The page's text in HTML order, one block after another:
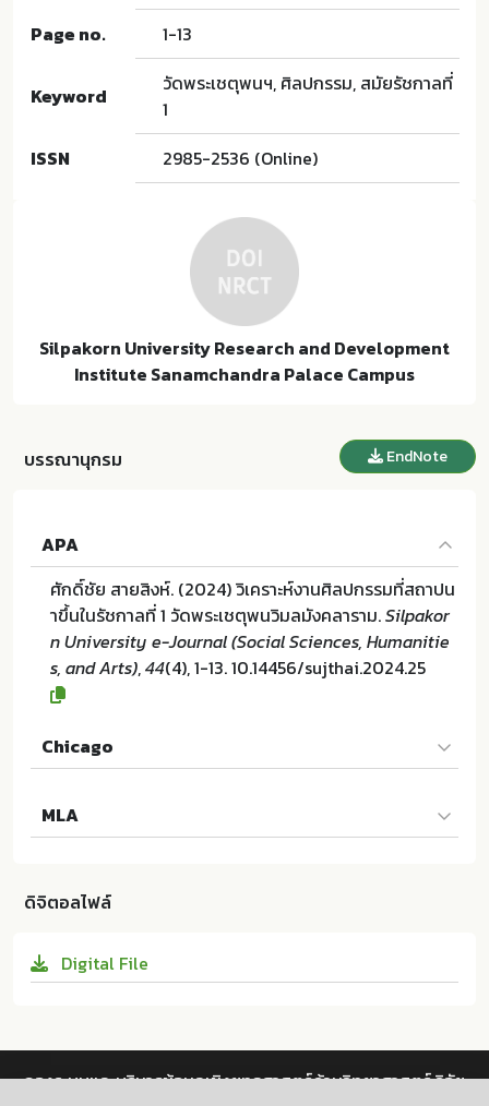
Page no.
1-13
Keyword
วัดพระเชตุพนฯ, ศิลปกรรม, สมัยรัชกาลที่
1
ISSN
2985-2536 (Online)
Silpakorn University Research and Development
Institute Sanamchandra Palace Campus
บรรณานุกรม EndNote
APA
ศักดิ์ชัย สายสิงห์. (2024) วิเคราะห์งานศิลปกรรมที่สถาปน
าขึ้นในรัชกาลที่ 1 วัดพระเชตุพนวิมลมังคลาราม.Silpakor
n University e-Journal (Social Sciences, Humanitie
s, and Arts),44(4), 1-13. 10.14456/sujthai.2024.25
Chicago
ชกาลที่ 1 วัดพระเชตุพนวิมลมังคลาราม". Silpakorn Univ
ersity e-Journal (Social Sciences, Humanities, and
MLA
ารวิจัย นวัตกรรมและการสร้างสรรค์:ม.ป.ท. 2024. 10.1445
ดิจิตอลไฟล์
Digital File
กองระบบและบริหารข้อมูลเชิงยุทธศาสตร์ด้านวิทยาศาสตร์ วิจัย